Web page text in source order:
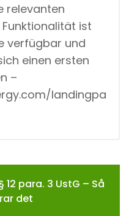
relevanten
ist
verfügbar und
einen ersten
–
landingpa
para. 3 UstG – Så
det